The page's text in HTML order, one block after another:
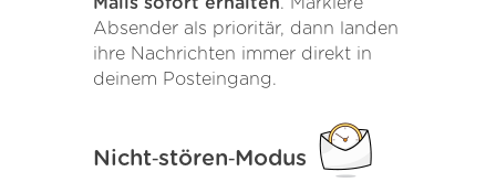
Mails sofort erhalten. Markiere
Absender als prioritär, dann landen
ihre Nachrichten immer direkt in
deinem Posteingang.
Nicht‑stören‑Modus